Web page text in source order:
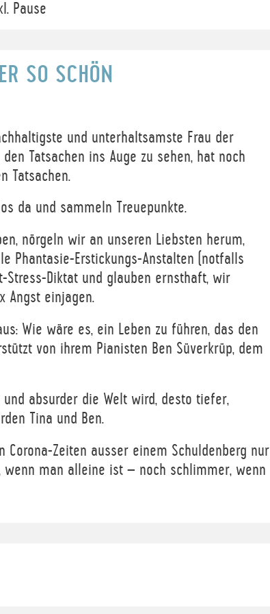
Pause
SO SCHÖN
und unterhaltsamste Frau der
Tatsachen ins Auge zu sehen, hat noch
Tatsachen.
da und sammeln Treuepunkte.
nörgeln wir an unseren Liebsten herum,
Phantasie-Erstickungs-Anstalten (notfalls
Diktat und glauben ernsthaft, wir
Angst einjagen.
Wie wäre es, ein Leben zu führen, das den
von ihrem Pianisten Ben Süverkrüp, dem
absurder die Welt wird, desto tiefer,
Tina und Ben.
Corona-Zeiten ausser einem Schuldenberg nur
wenn man alleine ist – noch schlimmer, wenn